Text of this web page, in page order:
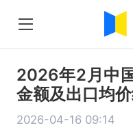
2026年2月中
金额及出口均
2026-04-16 09:14